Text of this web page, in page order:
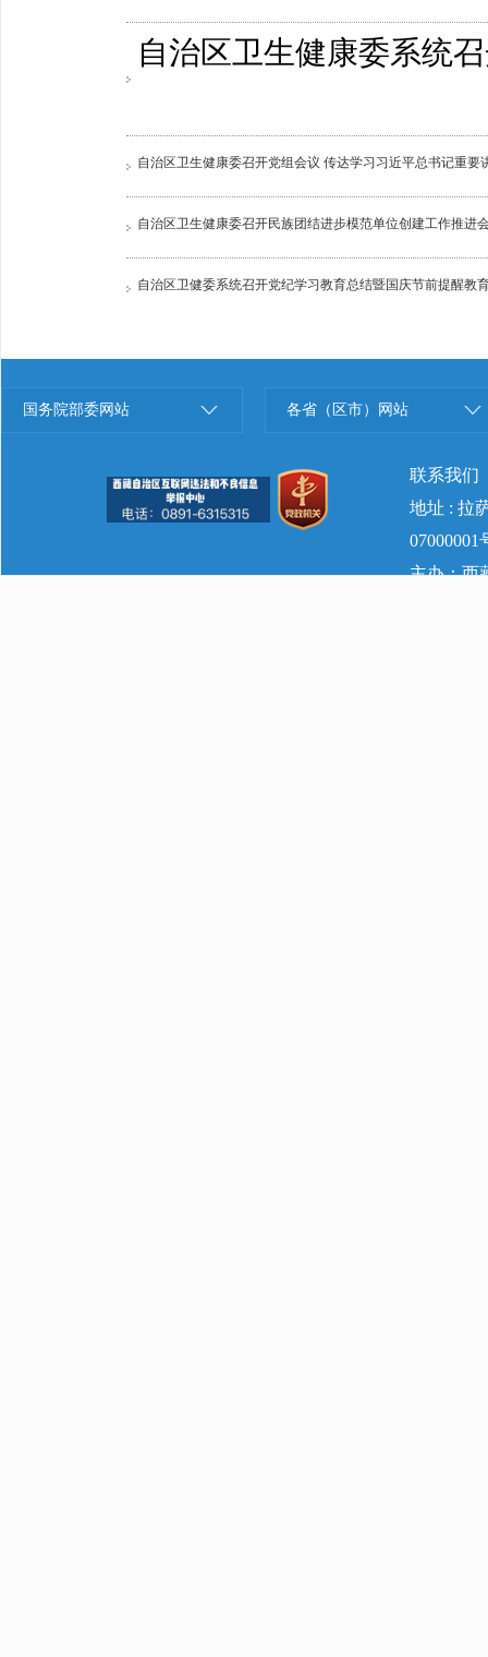
自治区卫生健康委系统
自治区卫生健康委召开党组会议 传达学习习近平总书记重要
自治区卫生健康委召开民族团结进步模范单位创建工作推进
自治区卫健委系统召开党纪学习教育总结暨国庆节前提醒教
国务院部委网站 各省（区市）网站
联系我们
地址 : 拉
07000001
主办：西